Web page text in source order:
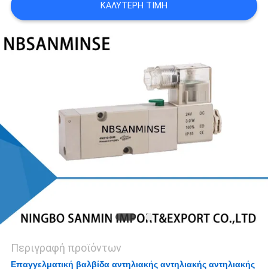
SITEMAP
ΠΟΛΙΤΙΚΉ
ΚΑΛΎΤΕΡΗ ΤΙΜΉ
Περιγραφή προϊόντων
Επαγγελματική βαλβίδα αντηλιακής αντηλιακής αντηλιακής